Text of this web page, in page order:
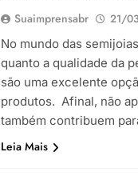
Suaimprensabr 21/
No mundo das
quanto a qualidade da
são uma excelente
produtos. Afinal, não
também contribuem
Leia Mais